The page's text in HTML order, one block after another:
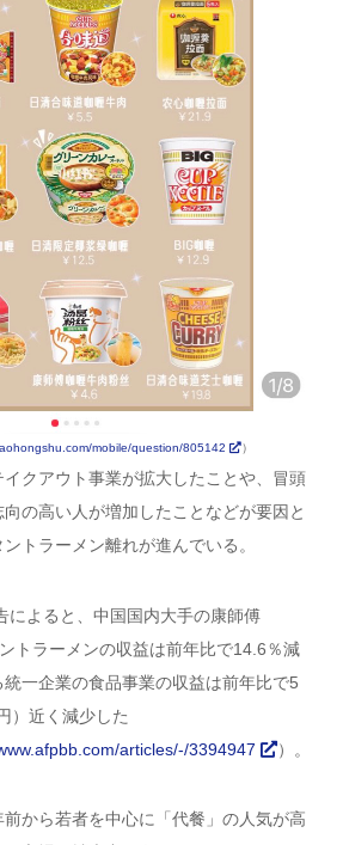
mobile/question/805142 ）
イクアウト事業が拡大したことや、冒頭
の高い人が増加したことなどが要因と
トラーメン離れが進んでいる。
によると、中国国内大手の康師傅
トラーメンの収益は前年比で14.6％減
一企業の食品事業の収益は前年比で5
）近く減少した
articles/-/3394947 ）。
から若者を中心に「代餐」の人気が高